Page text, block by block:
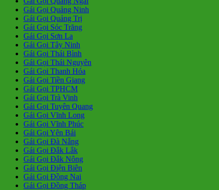
Gái Gọi Quảng Ninh
Gái Gọi Quảng Trị
Gái Gọi Sóc Trăng
Gái Gọi Sơn La
Gái Gọi Tây Ninh
Gái Gọi Thái Bình
Gái Gọi Thái Nguyên
Gái Gọi Thanh Hóa
Gái Gọi Tiền Giang
Gái Gọi TPHCM
Gái Gọi Trà Vinh
Gái Gọi Tuyên Quang
Gái Gọi Vĩnh Long
Gái Gọi Vĩnh Phúc
Gái Gọi Yên Bái
Gái Gọi Đà Nẵng
Gái Gọi Đắk Lắk
Gái Gọi Đắk Nông
Gái Gọi Điện Biên
Gái Gọi Đồng Nai
Gái Gọi Đồng Tháp